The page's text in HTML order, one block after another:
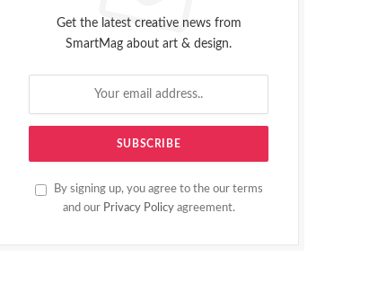
Get the latest creative news from
SmartMag about art & design.
By signing up, you agree to the our terms
and our Privacy Policyagreement.